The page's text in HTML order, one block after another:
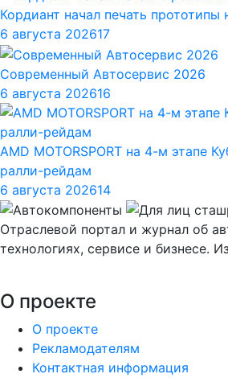
Кордиант начал печать
6 августа 202617
Современный Автосервис 2026
6 августа 202616
AMD MOTORSPORT на 4-м этапе
ралли-рейдам
6 августа 202614
Отраслевой портал и журнал об
технологиях, сервисе и бизнесе.
О проекте
О проекте
Рекламодателям
Контактная информация